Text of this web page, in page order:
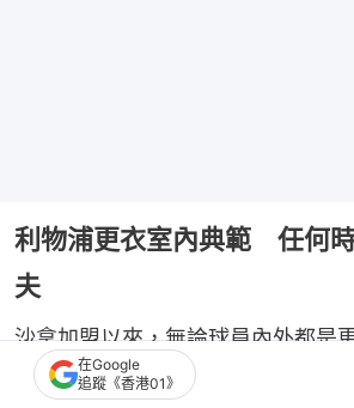
利物浦更衣室內典範 任何
夫
沙拿加盟以來，無論球員內外都是
一位，每天訓練幾乎永遠最早到場
在Google
追蹤《香港01》